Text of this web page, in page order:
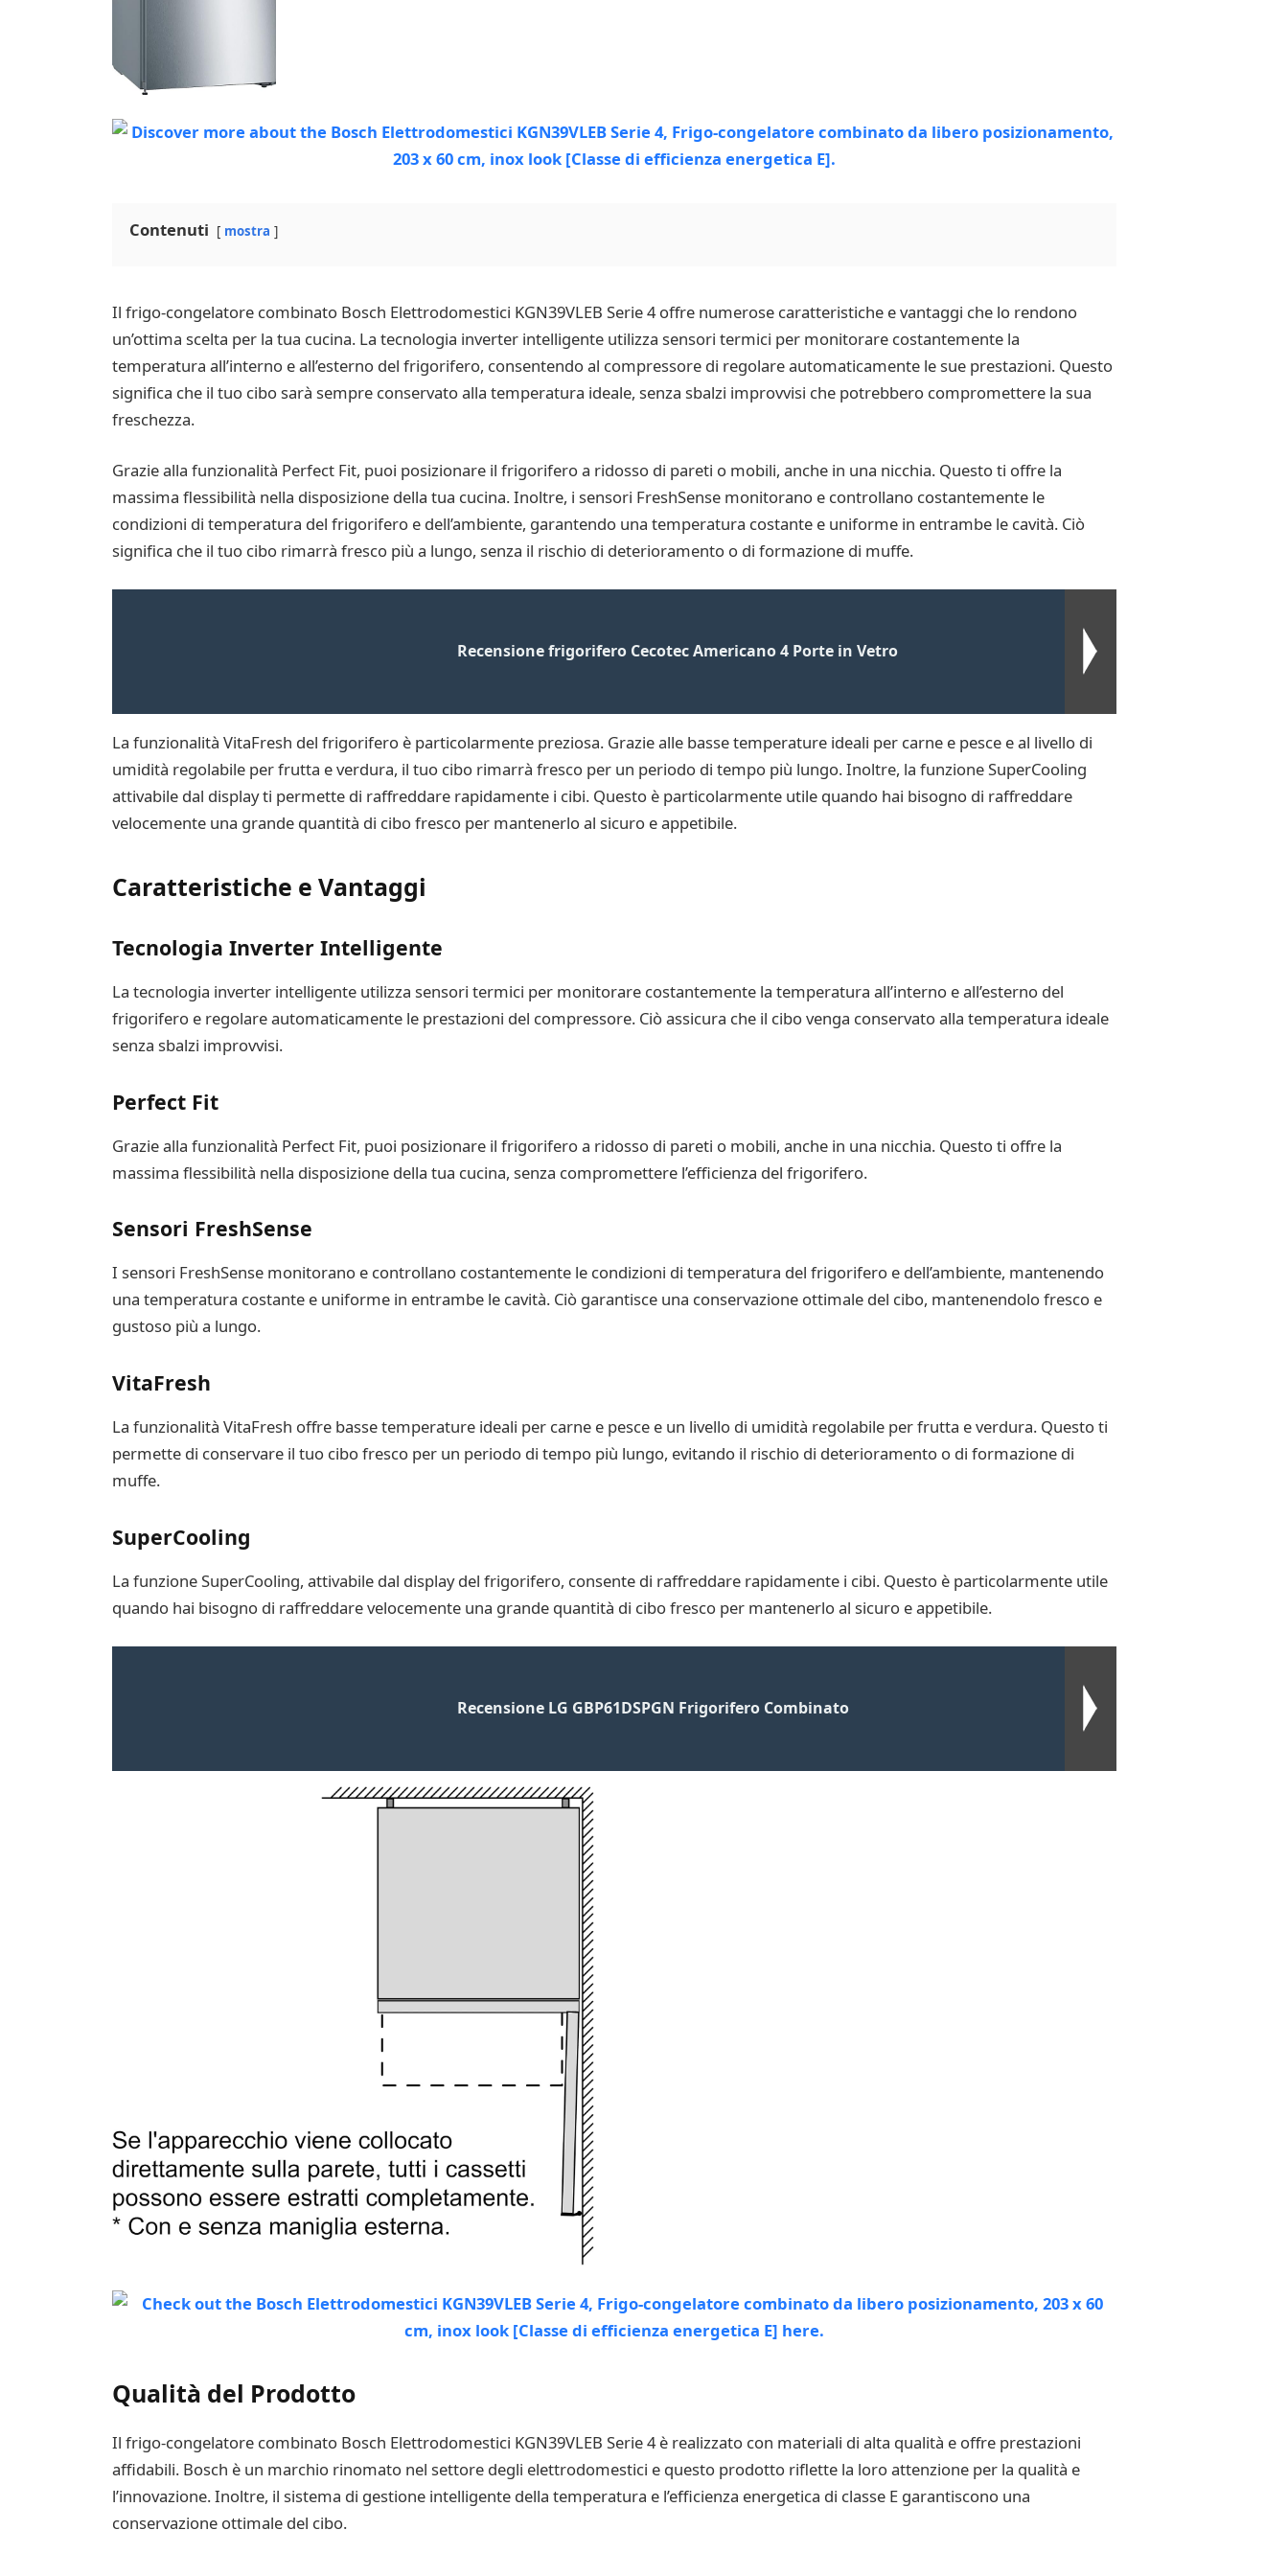
Contenuti mostra
Il frigo-congelatore combinato Bosch Elettrodomestici KGN39VLEB Serie 4 offre numerose caratteristiche e vantaggi che lo rendono
un’ottima scelta per la tua cucina. La tecnologia inverter intelligente utilizza sensori termici per monitorare costantemente la
temperatura all’interno e all’esterno del frigorifero, consentendo al compressore di regolare automaticamente le sue prestazioni. Questo
significa che il tuo cibo sarà sempre conservato alla temperatura ideale, senza sbalzi improvvisi che potrebbero compromettere la sua
freschezza.
Grazie alla funzionalità Perfect Fit, puoi posizionare il frigorifero a ridosso di pareti o mobili, anche in una nicchia. Questo ti offre la
massima flessibilità nella disposizione della tua cucina. Inoltre, i sensori FreshSense monitorano e controllano costantemente le
condizioni di temperatura del frigorifero e dell’ambiente, garantendo una temperatura costante e uniforme in entrambe le cavità. Ciò
significa che il tuo cibo rimarrà fresco più a lungo, senza il rischio di deterioramento o di formazione di muffe.
Recensione frigorifero Cecotec Americano 4 Porte in Vetro
La funzionalità VitaFresh del frigorifero è particolarmente preziosa. Grazie alle basse temperature ideali per carne e pesce e al livello di
umidità regolabile per frutta e verdura, il tuo cibo rimarrà fresco per un periodo di tempo più lungo. Inoltre, la funzione SuperCooling
attivabile dal display ti permette di raffreddare rapidamente i cibi. Questo è particolarmente utile quando hai bisogno di raffreddare
velocemente una grande quantità di cibo fresco per mantenerlo al sicuro e appetibile.
Caratteristiche e Vantaggi
Tecnologia Inverter Intelligente
La tecnologia inverter intelligente utilizza sensori termici per monitorare costantemente la temperatura all’interno e all’esterno del
frigorifero e regolare automaticamente le prestazioni del compressore. Ciò assicura che il cibo venga conservato alla temperatura ideale
senza sbalzi improvvisi.
Perfect Fit
Grazie alla funzionalità Perfect Fit, puoi posizionare il frigorifero a ridosso di pareti o mobili, anche in una nicchia. Questo ti offre la
massima flessibilità nella disposizione della tua cucina, senza compromettere l’efficienza del frigorifero.
Sensori FreshSense
I sensori FreshSense monitorano e controllano costantemente le condizioni di temperatura del frigorifero e dell’ambiente, mantenendo
una temperatura costante e uniforme in entrambe le cavità. Ciò garantisce una conservazione ottimale del cibo, mantenendolo fresco e
gustoso più a lungo.
VitaFresh
La funzionalità VitaFresh offre basse temperature ideali per carne e pesce e un livello di umidità regolabile per frutta e verdura. Questo ti
permette di conservare il tuo cibo fresco per un periodo di tempo più lungo, evitando il rischio di deterioramento o di formazione di
muffe.
SuperCooling
La funzione SuperCooling, attivabile dal display del frigorifero, consente di raffreddare rapidamente i cibi. Questo è particolarmente utile
quando hai bisogno di raffreddare velocemente una grande quantità di cibo fresco per mantenerlo al sicuro e appetibile.
Recensione LG GBP61DSPGN Frigorifero Combinato
Qualità del Prodotto
Il frigo-congelatore combinato Bosch Elettrodomestici KGN39VLEB Serie 4 è realizzato con materiali di alta qualità e offre prestazioni
affidabili. Bosch è un marchio rinomato nel settore degli elettrodomestici e questo prodotto riflette la loro attenzione per la qualità e
l’innovazione. Inoltre, il sistema di gestione intelligente della temperatura e l’efficienza energetica di classe E garantiscono una
conservazione ottimale del cibo.